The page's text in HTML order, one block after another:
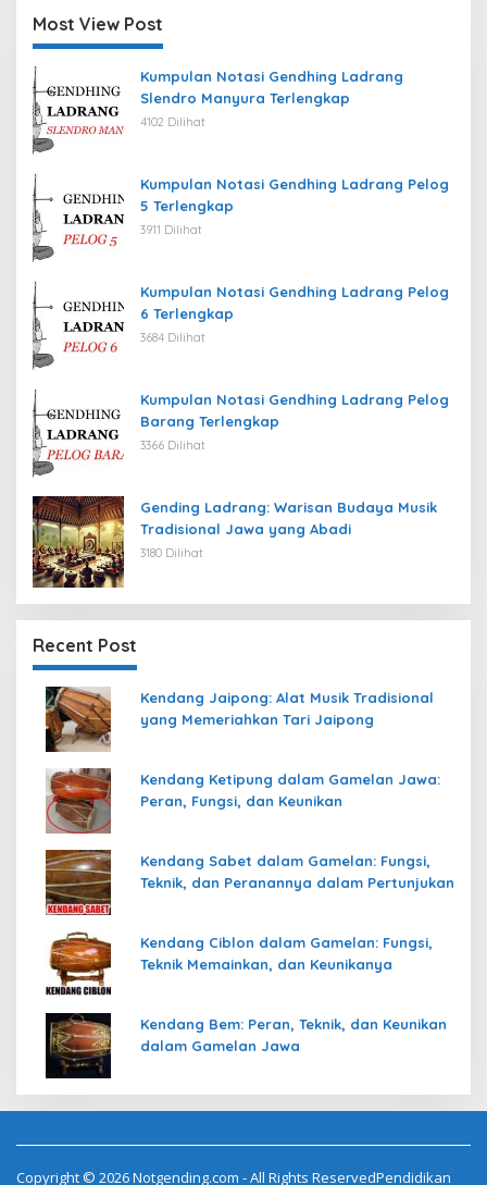
Most View Post
Kumpulan Notasi Gendhing Ladrang
Slendro Manyura Terlengkap
4102 Dilihat
Kumpulan Notasi Gendhing Ladrang Pelog
5 Terlengkap
3911 Dilihat
Kumpulan Notasi Gendhing Ladrang Pelog
6 Terlengkap
3684 Dilihat
Kumpulan Notasi Gendhing Ladrang Pelog
Barang Terlengkap
3366 Dilihat
Gending Ladrang: Warisan Budaya Musik
Tradisional Jawa yang Abadi
3180 Dilihat
Recent Post
Kendang Jaipong: Alat Musik Tradisional
yang Memeriahkan Tari Jaipong
Kendang Ketipung dalam Gamelan Jawa:
Peran, Fungsi, dan Keunikan
Kendang Sabet dalam Gamelan: Fungsi,
Teknik, dan Peranannya dalam Pertunjukan
Kendang Ciblon dalam Gamelan: Fungsi,
Teknik Memainkan, dan Keunikanya
Kendang Bem: Peran, Teknik, dan Keunikan
dalam Gamelan Jawa
Copyright © 2026 Notgending.com - All Rights ReservedPendidikan